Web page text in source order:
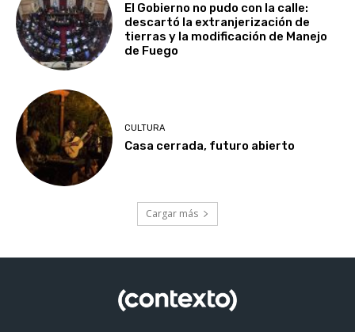
El Gobierno no pudo con la calle:
descartó la extranjerización de
tierras y la modificación de Manejo
de Fuego
CULTURA
Casa cerrada, futuro abierto
Cargar más